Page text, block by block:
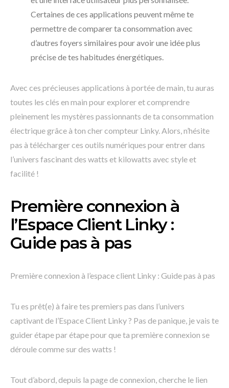
Certaines de ces applications peuvent même te
permettre de comparer ta consommation avec
d’autres foyers similaires pour avoir une idée plus
précise de tes habitudes énergétiques.
Avec ces précieuses applications à portée de main, tu auras
toutes les clés en main pour explorer et comprendre
pleinement les mystères passionnants de ta consommation
électrique grâce à ton cher compteur Linky. Alors, n’hésite
pas à télécharger ces outils numériques pour entrer dans
l’univers fascinant des watts et kilowatts avec style et
facilité !
Première connexion à
l’Espace Client Linky :
Guide pas à pas
Première connexion à l’espace client Linky : Guide pas à pas
Tu es prêt(e) à faire tes premiers pas dans l’univers
captivant de l’Espace Client Linky ? Pas de panique, je vais te
guider étape par étape pour que ta première connexion se
déroule comme sur des watts !
Tout d’abord, depuis la page de connexion, cherche le lien